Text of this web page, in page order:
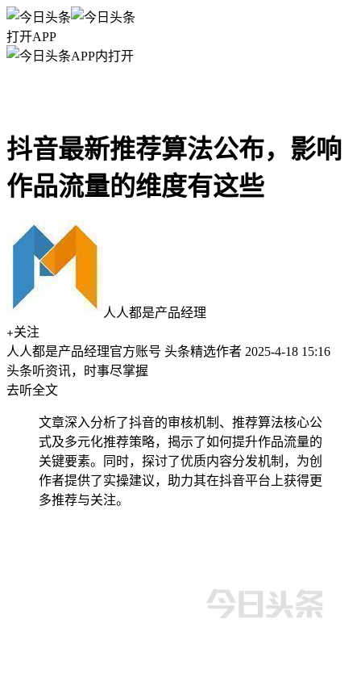
打开APP
APP内打开
抖音最新推荐算法公布，影响
作品流量的维度有这些
人人都是产品经理
关注
人人都是产品经理官方账号 头条精选作者 2025-4-18 15:16
头条听资讯，时事尽掌握
去听全文
文章深入分析了抖音的审核机制、推荐算法核心公
式及多元化推荐策略，揭示了如何提升作品流量的
关键要素。同时，探讨了优质内容分发机制，为创
作者提供了实操建议，助力其在抖音平台上获得更
多推荐与关注。